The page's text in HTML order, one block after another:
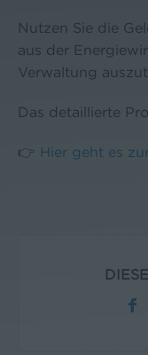
Nutzen Sie die
aus der
Verwaltung
Das detaillierte
👉 Hier geht es